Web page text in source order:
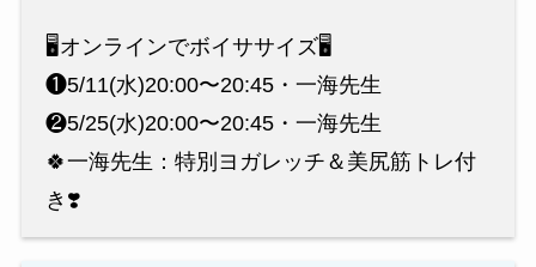
🖥オンラインでボイササイズ🖥
❶5/11(水)20:00〜20:45・一海先生
❷5/25(水)20:00〜20:45・一海先生
🍀一海先生：特別ヨガレッチ＆美尻筋トレ付
き❣️